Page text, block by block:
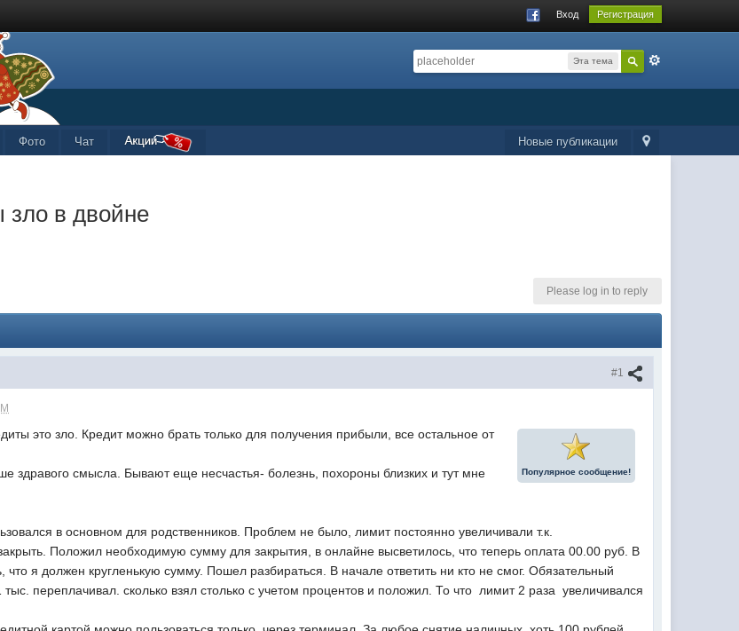
Вход Регистрация
Эта тема
Новые публикации
Фото Чат
зло в двойне
Please log in to reply
#1
Популярное сообщение!
это зло. Кредит можно брать только для получения прибыли, все остальное от
здравого смысла. Бывают еще несчастья- болезнь, похороны близких и тут мне
в основном для родственников. Проблем не было, лимит постоянно увеличивали т.к.
Положил необходимую сумму для закрытия, в онлайне высветилось, что теперь оплата 00.00 руб. В
я должен кругленькую сумму. Пошел разбираться. В начале ответить ни кто не смог. Обязательный
переплачивал. сколько взял столько с учетом процентов и положил. То что лимит 2 раза увеличивался